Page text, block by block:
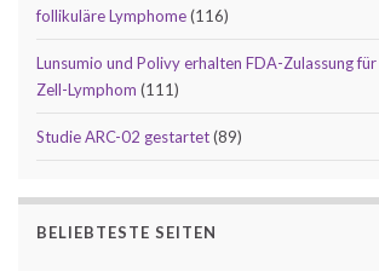
follikuläre Lymphome(116)
Lunsumio und Polivy erhalten FDA-Zulassung
Zell-Lymphom (111)
Studie ARC-02 gestartet(89)
BELIEBTESTE SEITEN